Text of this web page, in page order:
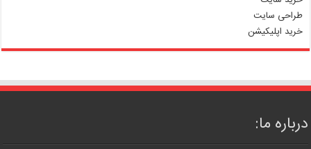
طراحی سایت
خرید اپلیکیشن
درباره ما: